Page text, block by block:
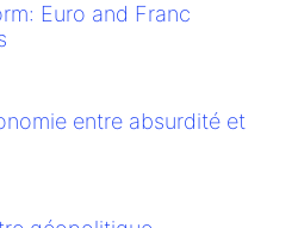
Euro and Franc
entre absurdité et